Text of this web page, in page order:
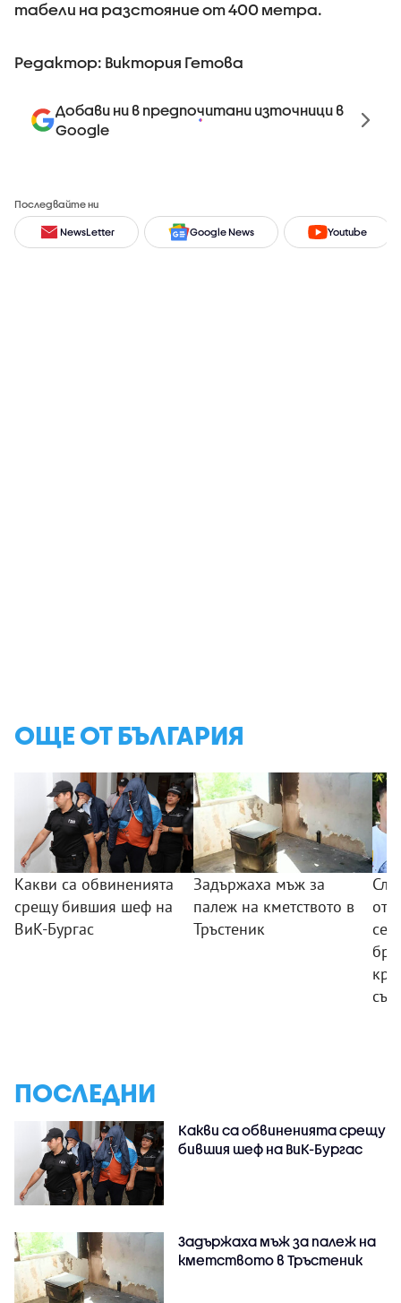
табели на разстояние от 400 метра.
Редактор: Виктория Гетова
Добави ни в предпочитани източници в
Google
Последвайте ни
NewsLetter Google News Youtube
ОЩЕ ОТ БЪЛГАРИЯ
Какви са обвиненията
срещу бившия шеф на
ВиК-Бургас
Задържаха мъж за
палеж на кметството в
Тръстеник
от
ПОСЛЕДНИ
Какви са обвиненията срещу
бившия шеф на ВиК-Бургас
Задържаха мъж за палеж на
кметството в Тръстеник